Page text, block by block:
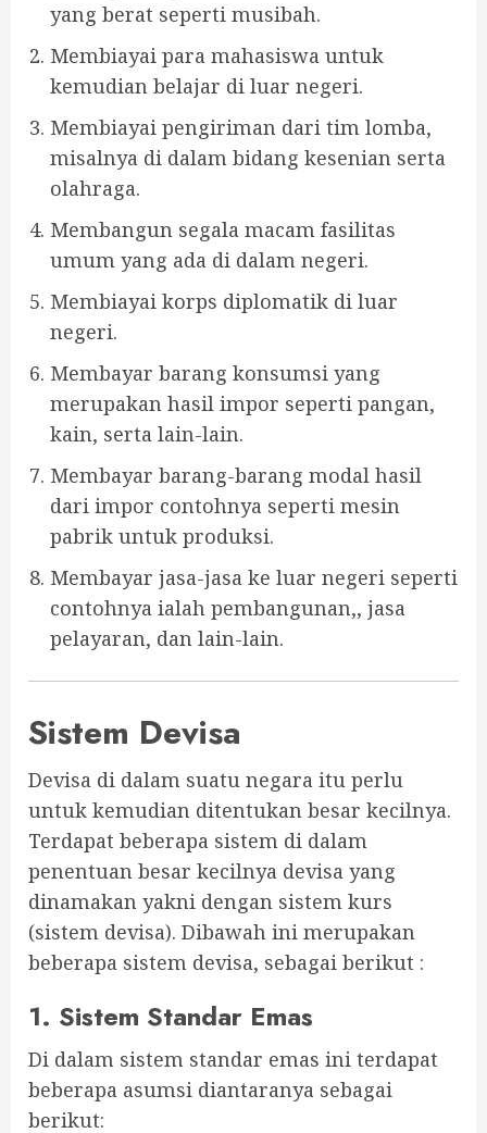
yang berat seperti musibah.
Membiayai para mahasiswa untuk
kemudian belajar di luar negeri.
Membiayai pengiriman dari tim lomba,
misalnya di dalam bidang kesenian serta
olahraga.
Membangun segala macam fasilitas
umum yang ada di dalam negeri.
Membiayai korps diplomatik di luar
negeri.
Membayar barang konsumsi yang
merupakan hasil impor seperti pangan,
kain, serta lain-lain.
Membayar barang-barang modal hasil
dari impor contohnya seperti mesin
pabrik untuk produksi.
Membayar jasa-jasa ke luar negeri seperti
contohnya ialah pembangunan,, jasa
pelayaran, dan lain-lain.
Sistem Devisa
Devisa di dalam suatu negara itu perlu
untuk kemudian ditentukan besar kecilnya.
Terdapat beberapa sistem di dalam
penentuan besar kecilnya devisa yang
dinamakan yakni dengan sistem kurs
(sistem devisa). Dibawah ini merupakan
beberapa sistem devisa, sebagai berikut :
1. Sistem Standar Emas
Di dalam sistem standar emas ini terdapat
beberapa asumsi diantaranya sebagai
berikut: